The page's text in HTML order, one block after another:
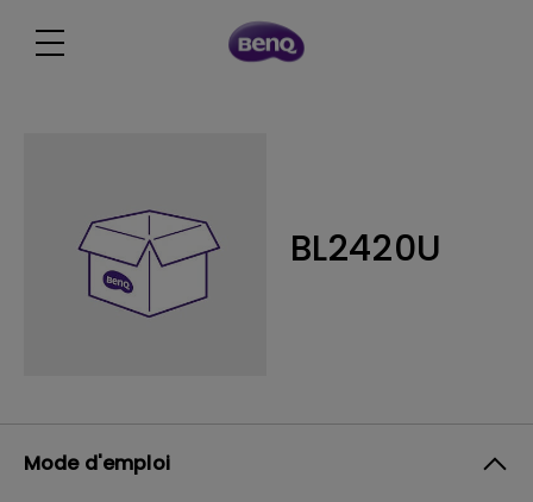
BL2420U
Mode d'emploi